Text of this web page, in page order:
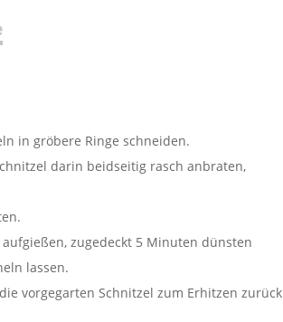
in gröbere Ringe schneiden.
darin beidseitig rasch anbraten,
zugedeckt 5 Minuten dünsten
lassen.
vorgegarten Schnitzel zum Erhitzen zurück